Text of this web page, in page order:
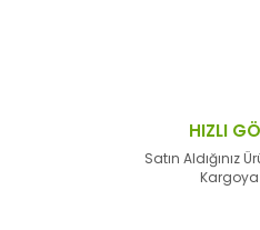
HIZLI
Satın Aldığınız
Kargoya